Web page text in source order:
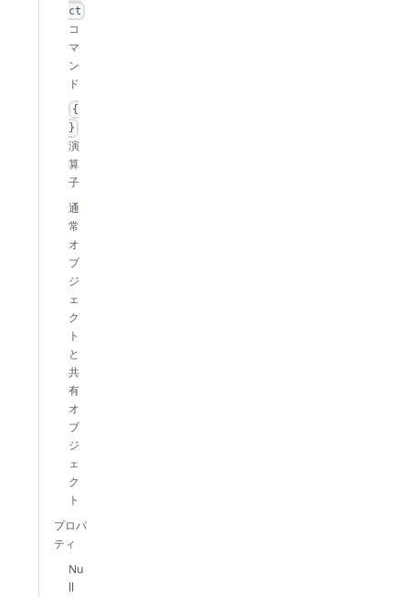
ct
コ
マ
ン
ド
{
}
演
算
子
通
常
オ
ブ
ジ
ェ
ク
ト
と
共
有
オ
ブ
ジ
ェ
ク
ト
プロパ
ティ
Nu
ll